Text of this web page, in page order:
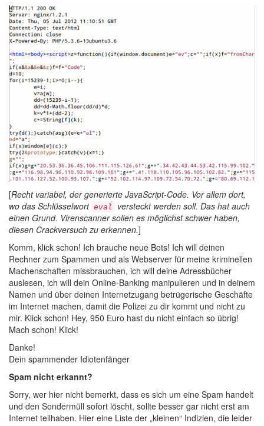
[Recht variabel, der generierte JavaScript-Code. Vor allem dort,
wo das Schlüsselwort eval
versteckt werden soll. Das hat auch
einen Grund. Virenscanner sollen es möglichst schwer haben,
diesen Crackversuch zu erkennen.]
Komm, klick schon! Ich brauche neue Bots! Ich will deinen
Rechner zum Spammen und als Webserver für meine kriminellen
Machenschaften missbrauchen, ich will deine Adressbücher
auslesen, ich will dein Online-Banking manipulieren und in deinem
Namen und über deinen Internetzugang betrügerische Geschäfte
im Internet machen, damit die Polizei zu dir kommt und nicht zu
mir. Klick schon! Hey, 950 Euro hast du nicht einfach so übrig!
Mach schon! Klick!
Danke!
Dein spammender Idiotenfänger
Spam nicht erkannt?
Sorry, wer hier nicht bemerkt, dass es sich um eine Spam handelt
und den Sondermüll sofort löscht, sollte besser gar nicht erst am
Internet teilhaben. Hier eine Liste der „kleinen“ Indizien, die leider